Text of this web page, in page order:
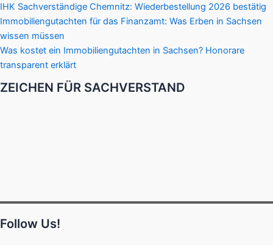
IHK Sachverständige Chemnitz: Wiederbestellung 2026 bestätig
Immobiliengutachten für das Finanzamt: Was Erben in Sachsen
wissen müssen
Was kostet ein Immobiliengutachten in Sachsen? Honorare
transparent erklärt
ZEICHEN FÜR SACHVERSTAND
Follow Us!